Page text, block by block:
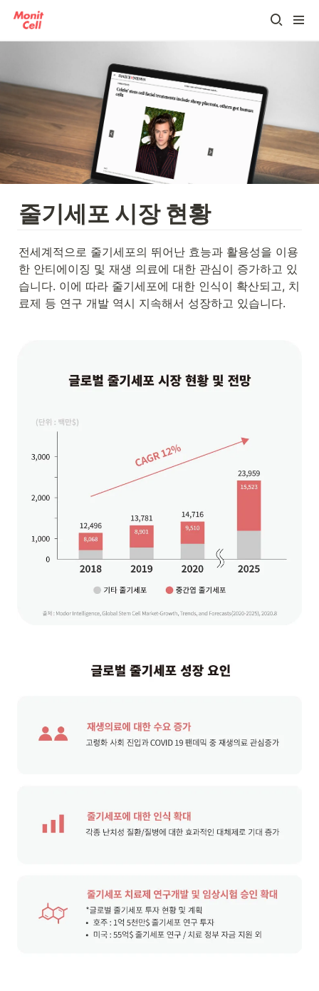
줄기세포 시장 현황
전세계적으로 줄기세포의 뛰어난 효능과 활용성을 이용
한 안티에이징 및 재생 의료에 대한 관심이 증가하고 있
습니다. 이에 따라 줄기세포에 대한 인식이 확산되고, 치
료제 등 연구 개발 역시 지속해서 성장하고 있습니다.